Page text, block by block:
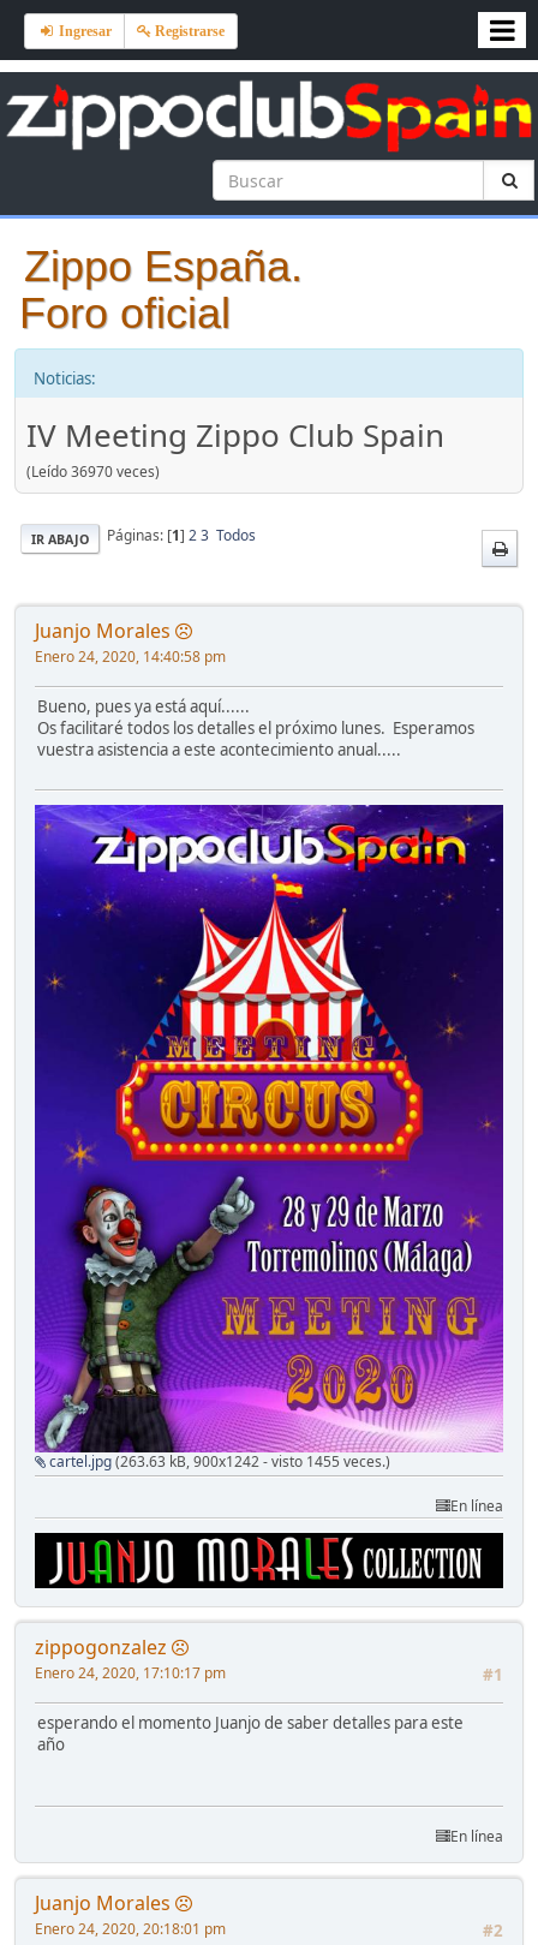
Ingresar Registrarse
Zippo España.
Foro oficial
Noticias:
IV Meeting Zippo Club Spain
(Leído 36970 veces)
IR ABAJO Páginas: [1] 23 Todos
Juanjo Morales
Enero 24, 2020, 14:40:58 pm
Bueno, pues ya está aquí......
Os facilitaré todos los detalles el próximo lunes. Esperamos
vuestra asistencia a este acontecimiento anual.....
cartel.jpg(263.63 kB, 900x1242 - visto 1455 veces.)
En línea
zippogonzalez
#1
Enero 24, 2020, 17:10:17 pm
esperando el momento Juanjo de saber detalles para este
año
En línea
Juanjo Morales
#2
Enero 24, 2020, 20:18:01 pm